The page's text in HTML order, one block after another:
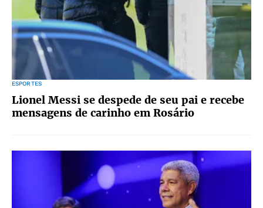
ESPORTES
Lionel Messi se despede de seu pai e recebe
mensagens de carinho em Rosário